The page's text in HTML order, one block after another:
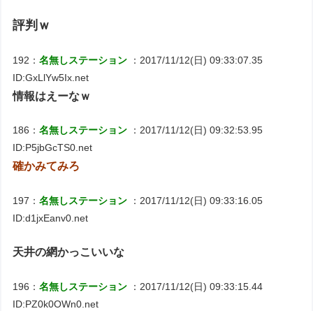
評判ｗ
192：名無しステーション
：2017/11/12(日) 09:33:07.35
ID:GxLlYw5Ix.net
情報はえーなｗ
186：名無しステーション
：2017/11/12(日) 09:32:53.95
ID:P5jbGcTS0.net
確かみてみろ
197：名無しステーション
：2017/11/12(日) 09:33:16.05
ID:d1jxEanv0.net
天井の網かっこいいな
196：名無しステーション
：2017/11/12(日) 09:33:15.44
ID:PZ0k0OWn0.net